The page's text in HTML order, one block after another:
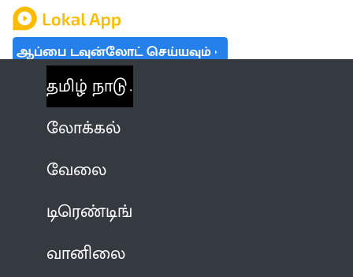
ஆப்பை டவுன்லோட் செய்யவும்
தமிழ் நாடு
லோக்கல்
வேலை
டிரெண்டிங்
வானிலை